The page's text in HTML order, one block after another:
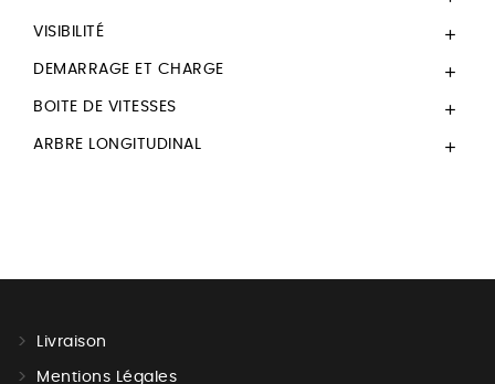
VISIBILITÉ 
DEMARRAGE ET CHARGE 
BOITE DE VITESSES 
ARBRE LONGITUDINAL 
Livraison
Mentions Légales